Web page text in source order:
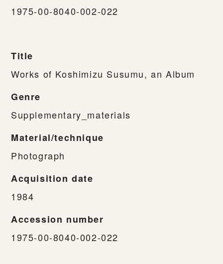
1975-00-8040-002-022
Title
Works of Koshimizu Susumu, an Album
Genre
Supplementary_materials
Material/technique
Photograph
Acquisition date
1984
Accession number
1975-00-8040-002-022